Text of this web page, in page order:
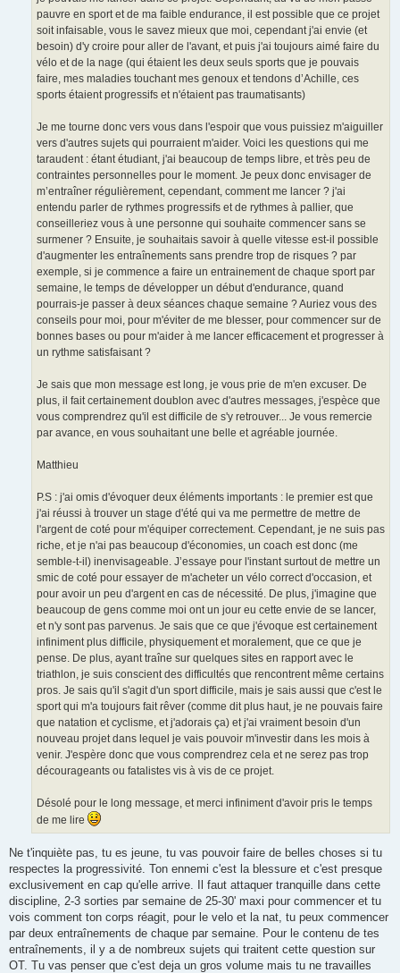
pauvre en sport et de ma faible endurance, il est possible que ce projet
soit infaisable, vous le savez mieux que moi, cependant j'ai envie (et
besoin) d'y croire pour aller de l'avant, et puis j'ai toujours aimé faire du
vélo et de la nage (qui étaient les deux seuls sports que je pouvais
faire, mes maladies touchant mes genoux et tendons d’Achille, ces
sports étaient progressifs et n'étaient pas traumatisants)
Je me tourne donc vers vous dans l'espoir que vous puissiez m'aiguiller
vers d'autres sujets qui pourraient m'aider. Voici les questions qui me
taraudent : étant étudiant, j'ai beaucoup de temps libre, et très peu de
contraintes personnelles pour le moment. Je peux donc envisager de
m’entraîner régulièrement, cependant, comment me lancer ? j'ai
entendu parler de rythmes progressifs et de rythmes à pallier, que
conseilleriez vous à une personne qui souhaite commencer sans se
surmener ? Ensuite, je souhaitais savoir à quelle vitesse est-il possible
d'augmenter les entraînements sans prendre trop de risques ? par
exemple, si je commence a faire un entrainement de chaque sport par
semaine, le temps de développer un début d'endurance, quand
pourrais-je passer à deux séances chaque semaine ? Auriez vous des
conseils pour moi, pour m'éviter de me blesser, pour commencer sur de
bonnes bases ou pour m'aider à me lancer efficacement et progresser à
un rythme satisfaisant ?
Je sais que mon message est long, je vous prie de m'en excuser. De
plus, il fait certainement doublon avec d'autres messages, j'espèce que
vous comprendrez qu'il est difficile de s'y retrouver... Je vous remercie
par avance, en vous souhaitant une belle et agréable journée.
Matthieu
P.S : j'ai omis d'évoquer deux éléments importants : le premier est que
j'ai réussi à trouver un stage d'été qui va me permettre de mettre de
l'argent de coté pour m'équiper correctement. Cependant, je ne suis pas
riche, et je n'ai pas beaucoup d'économies, un coach est donc (me
semble-t-il) inenvisageable. J’essaye pour l'instant surtout de mettre un
smic de coté pour essayer de m'acheter un vélo correct d'occasion, et
pour avoir un peu d'argent en cas de nécessité. De plus, j'imagine que
beaucoup de gens comme moi ont un jour eu cette envie de se lancer,
et n'y sont pas parvenus. Je sais que ce que j'évoque est certainement
infiniment plus difficile, physiquement et moralement, que ce que je
pense. De plus, ayant traîne sur quelques sites en rapport avec le
triathlon, je suis conscient des difficultés que rencontrent même certains
pros. Je sais qu'il s'agit d'un sport difficile, mais je sais aussi que c'est le
sport qui m'a toujours fait rêver (comme dit plus haut, je ne pouvais faire
que natation et cyclisme, et j'adorais ça) et j'ai vraiment besoin d'un
nouveau projet dans lequel je vais pouvoir m'investir dans les mois à
venir. J'espère donc que vous comprendrez cela et ne serez pas trop
décourageants ou fatalistes vis à vis de ce projet.
Désolé pour le long message, et merci infiniment d'avoir pris le temps
de me lire
Ne t'inquiète pas, tu es jeune, tu vas pouvoir faire de belles choses si tu
respectes la progressivité. Ton ennemi c'est la blessure et c'est presque
exclusivement en cap qu'elle arrive. Il faut attaquer tranquille dans cette
discipline, 2-3 sorties par semaine de 25-30' maxi pour commencer et tu
vois comment ton corps réagit, pour le velo et la nat, tu peux commencer
par deux entraînements de chaque par semaine. Pour le contenu de tes
entraînements, il y a de nombreux sujets qui traitent cette question sur
OT. Tu vas penser que c'est deja un gros volume mais tu ne travailles